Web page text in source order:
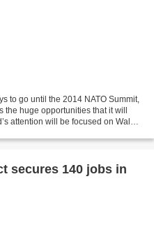
to go until the 2014 NATO Summit,
huge opportunities that it will
attention will be focused on Wales.
secures 140 jobs in